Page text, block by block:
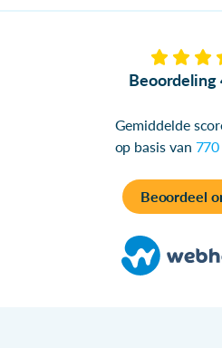
Beoordeling
Gemiddelde
op basis van 770
Beoordeel